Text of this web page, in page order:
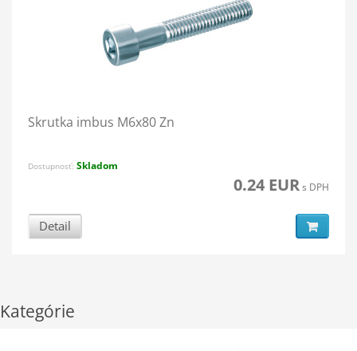
Skrutka imbus M6x80 Zn
Dostupnosť: Skladom
0.24 EURs DPH
Detail
Kategórie